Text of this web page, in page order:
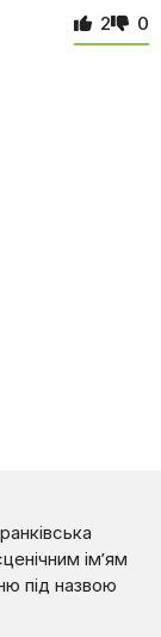
2 0
ім’ям
під назвою